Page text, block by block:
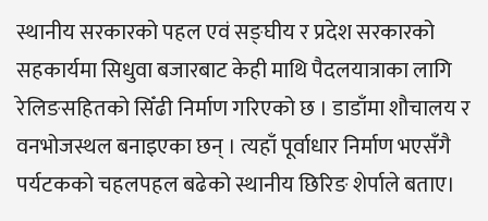
स्थानीय सरकारको पहल एवं सङ्घीय र प्रदेश सरकारको
सहकार्यमा सिधुवा बजारबाट केही माथि पैदलयात्राका लागि
रेलिङसहितको सिँढी निर्माण गरिएको छ । डाडाँमा शौचालय र
वनभोजस्थल बनाइएका छन् । त्यहाँ पूर्वाधार निर्माण भएसँगै
पर्यटकको चहलपहल बढेको स्थानीय छिरिङ शेर्पाले बताए।